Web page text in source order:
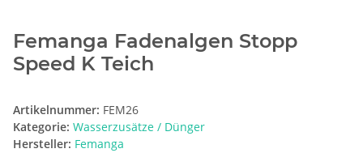
Femanga Fadenalgen Stopp
Speed K Teich
Artikelnummer: FEM26
Kategorie: Wasserzusätze / Dünger
Hersteller: Femanga